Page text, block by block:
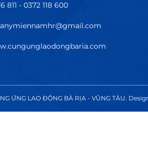
811 - 0372 118 600
ỨNG LAO ĐỘNG BÀ RỊA - VŨNG TÀU.